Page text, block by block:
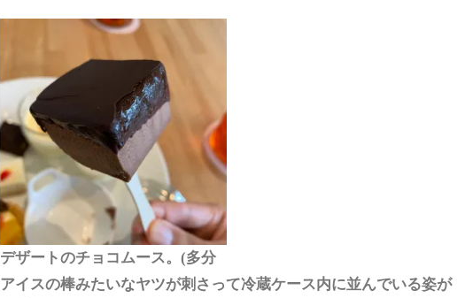
デザートのチョコムース。(多分
アイスの棒みたいなヤツが刺さって冷蔵ケース内に並んでいる姿が